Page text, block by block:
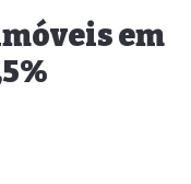
em